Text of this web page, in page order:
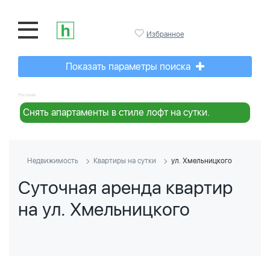
Избранное
Показать параметры поиска
Реклама:
Снять апартаменты в стиле лофт на сутки.
Недвижимость Квартиры на сутки ул. Хмельницкого
Суточная аренда квартир
на ул. Хмельницкого